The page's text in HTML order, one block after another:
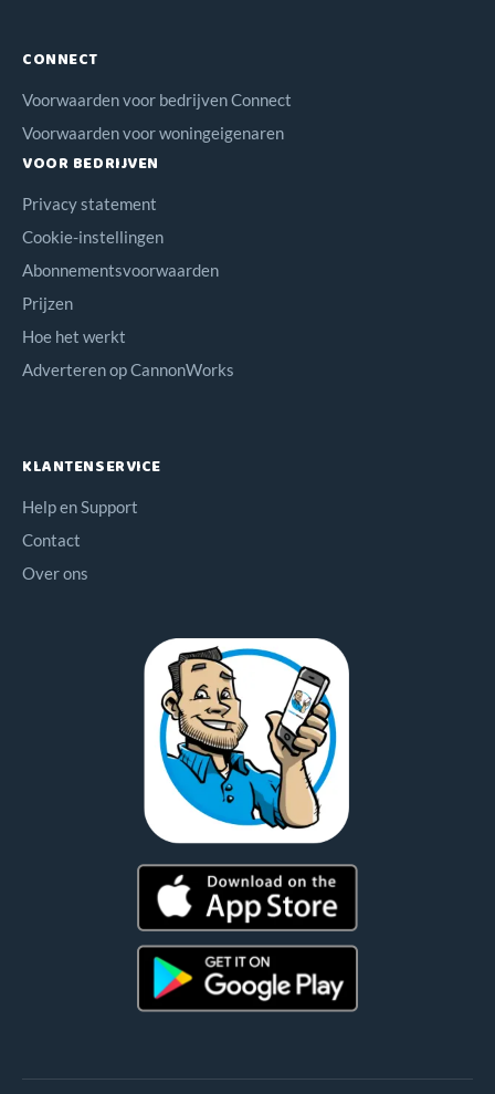
CONNECT
Voorwaarden voor bedrijven Connect
Voorwaarden voor woningeigenaren
VOOR BEDRIJVEN
Privacy statement
Cookie-instellingen
Abonnementsvoorwaarden
Prijzen
Hoe het werkt
Adverteren op CannonWorks
KLANTENSERVICE
Help en Support
Contact
Over ons